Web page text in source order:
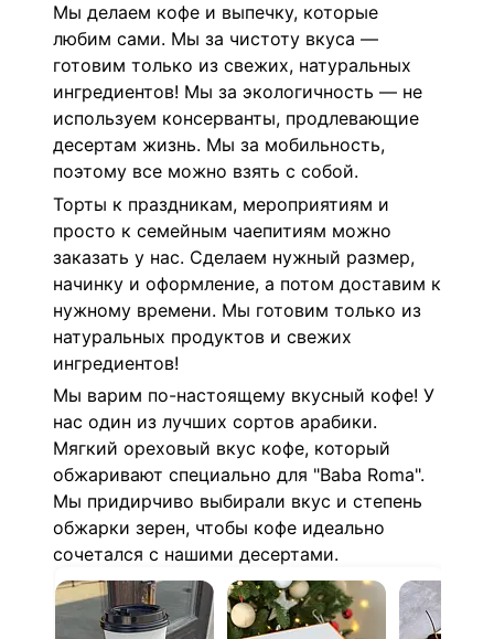
Мы делаем кофе и выпечку, которые
любим сами. Мы за чистоту вкуса —
готовим только из свежих, натуральных
ингредиентов! Мы за экологичность — не
используем консерванты, продлевающие
десертам жизнь. Мы за мобильность,
поэтому все можно взять с собой.
Торты к праздникам, мероприятиям и
просто к семейным чаепитиям можно
заказать у нас. Сделаем нужный размер,
начинку и оформление, а потом доставим к
нужному времени. Мы готовим только из
натуральных продуктов и свежих
ингредиентов!
Мы варим по-настоящему вкусный кофе! У
нас один из лучших сортов арабики.
Мягкий ореховый вкус кофе, который
обжаривают специально для "Baba Roma".
Мы придирчиво выбирали вкус и степень
обжарки зерен, чтобы кофе идеально
сочетался с нашими десертами.